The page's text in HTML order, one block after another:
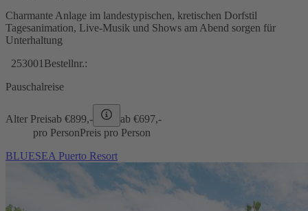
Charmante Anlage im landestypischen, kretischen Dorfstil
Tagesanimation, Live-Musik und Shows am Abend sorgen für
Unterhaltung
253001 Bestellnr.:
Pauschalreise
Alter Preisab €899,- ab €697,-
pro PersonPreis pro Person
BLUESEA Puerto Resort